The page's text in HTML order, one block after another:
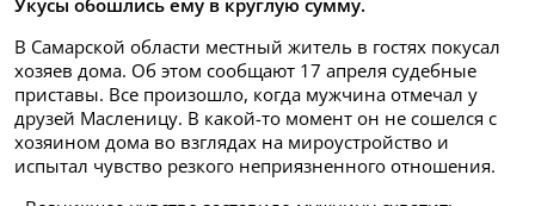
В Самарской области местный житель в гостях покусал
хозяев дома. Об этом сообщают 17 апреля судебные
приставы. Все произошло, когда мужчина отмечал у
друзей Масленицу. В какой-то момент он не сошелся с
хозяином дома во взглядах на мироустройство и
испытал чувство резкого неприязненного отношения.